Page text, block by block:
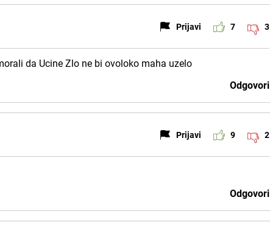
Prijavi 7 3
da Ucine Zlo ne bi ovoloko maha uzelo
Odgovori
Prijavi 9 2
Odgovori